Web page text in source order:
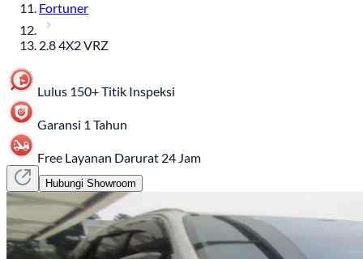
Fortuner
2.8 4X2 VRZ
Lulus 150+ Titik Inspeksi
Garansi 1 Tahun
Free Layanan Darurat 24 Jam
Hubungi Showroom